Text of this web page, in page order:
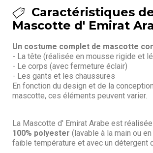
Caractéristiques
Mascotte d' Emirat
Un costume complet de mascotte
- La tête (réalisée en mousse rigide et
- Le corps (avec fermeture éclair)
- Les gants et les chaussures
En fonction du design et de la
mascotte, ces éléments peuvent varier.
La Mascotte d' Emirat Arabe est
100% polyester (lavable à la main ou
faible température et avec un détergent